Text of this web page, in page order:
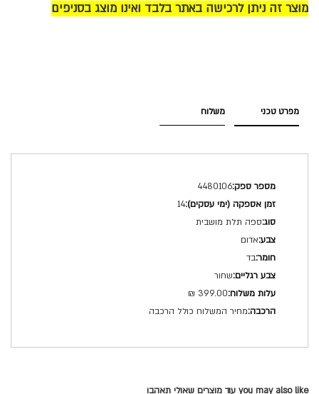
מוצר זה ניתן לרכישה באתר בלבד ואינו מוצג בסניפים
מפרט טכני
מפרט
טכני
4480106
14
ספה תלת מושבית
אדום
בד
שחור
399.00 ₪
מחיר המשלוח כולל הרכבה
משלוח
you may also like עוד מוצרים שאולי תאהבו